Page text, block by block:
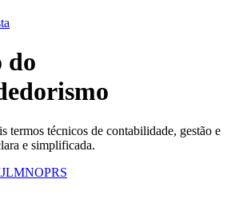
do
termos técnicos de contabilidade, gestão e
e simplificada.
JLMNOPRS